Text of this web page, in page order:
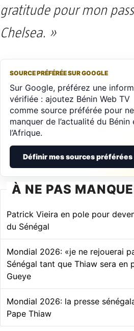
gratitude pour mon
Chelsea. »
SOURCE PRÉFÉRÉE SUR GOOGLE
Sur Google, préférez une
vérifiée : ajoutez Bénin Web TV
comme source préférée pour
manquer de l’actualité du Bénin
l’Afrique.
Définir mes sources préférées
À NE PAS
Patrick Vieira en pole pour
du Sénégal
Mondial 2026: «je ne rejouerai
Sénégal tant que Thiaw sera en
Gueye
Mondial 2026: la presse
Pape Thiaw